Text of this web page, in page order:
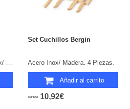
Bambú. Cuchillo Acero Inox/ Bambú Incluido.
Set Cuchillos Bergin
Acero Inox/ Madera. 4 Piezas.
Añadir al carrito
Desde 10,92€